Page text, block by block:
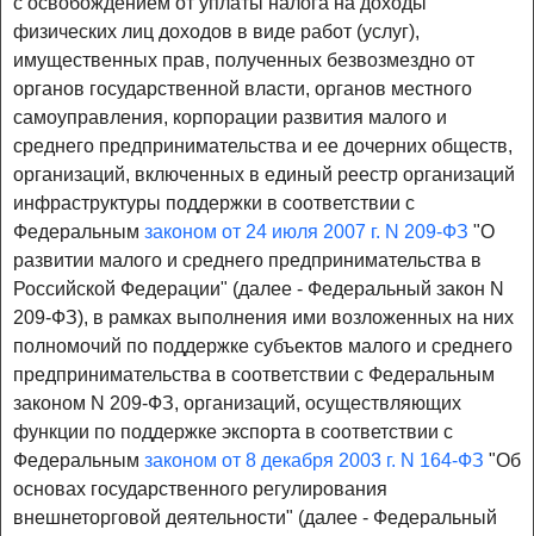
физических лиц доходов в виде работ (услуг),
имущественных прав, полученных безвозмездно от
органов государственной власти, органов местного
самоуправления, корпорации развития малого и
среднего предпринимательства и ее дочерних обществ,
организаций, включенных в единый реестр организаций
инфраструктуры поддержки в соответствии с
Федеральным законом от 24 июля 2007 г. N 209-ФЗ "О
развитии малого и среднего предпринимательства в
Российской Федерации" (далее - Федеральный закон N
209-ФЗ), в рамках выполнения ими возложенных на них
полномочий по поддержке субъектов малого и среднего
предпринимательства в соответствии с Федеральным
законом N 209-ФЗ, организаций, осуществляющих
функции по поддержке экспорта в соответствии с
Федеральным законом от 8 декабря 2003 г. N 164-ФЗ "Об
основах государственного регулирования
внешнеторговой деятельности" (далее - Федеральный